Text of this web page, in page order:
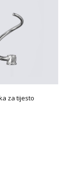
za tijesto